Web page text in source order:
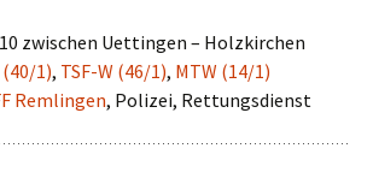
zwischen Uettingen – Holzkirchen
(40/1), TSF-W (46/1), MTW (14/1)
Remlingen, Polizei, Rettungsdienst